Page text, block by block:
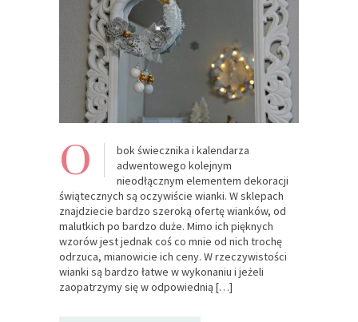
O
bok świecznika i kalendarza
adwentowego kolejnym
nieodłącznym elementem dekoracji
świątecznych są oczywiście wianki. W sklepach
znajdziecie bardzo szeroką ofertę wianków, od
malutkich po bardzo duże. Mimo ich pięknych
wzorów jest jednak coś co mnie od nich trochę
odrzuca, mianowicie ich ceny. W rzeczywistości
wianki są bardzo łatwe w wykonaniu i jeżeli
zaopatrzymy się w odpowiednią […]